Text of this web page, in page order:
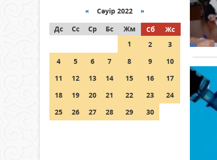
энергиясын өндіру бойынша
04 тамыз 2026 ж. 101
МЕ?
04 тамыз 2026 ж. 92
байланысты суды үнемдей
бастады
« Сәуір 2022 »
Дс
Сс Ср Бс Жм Сб
Жс
1
2
3
4
5 6 7 8 9
10
11
12 13 14 15 16
17
18
19 20 21 22 23
24
25
26 27 28 29 30